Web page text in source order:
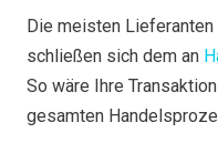
Die meisten
schließen sich dem an
So wäre Ihre
gesamten